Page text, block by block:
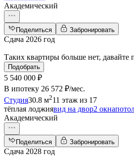
Академический
Поделиться Забронировать
Сдача 2026 год
Таких квартиры больше нет,
Подобрать
5 540 000 ₽
В ипотеку 26 572 ₽/мес.
Студия30.8 м211 этаж из 17
тёплая лоджиявид на двор2 окна
Академический
Поделиться Забронировать
Сдача 2028 год